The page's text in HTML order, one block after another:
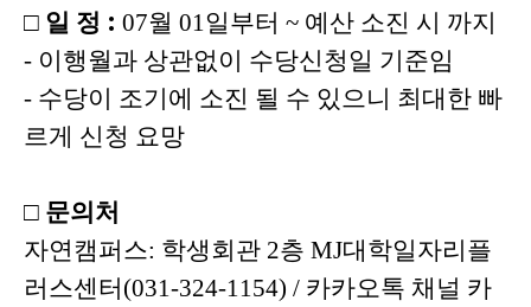
□ 일 정 : 07월 01일부터 ~ 예산 소진 시 까지
- 이행월과 상관없이 수당신청일 기준임
- 수당이 조기에 소진 될 수 있으니 최대한 빠
르게 신청 요망
□ 문의처
자연캠퍼스: 학생회관 2층 MJ대학일자리플
러스센터(031-324-1154) / 카카오톡 채널 카